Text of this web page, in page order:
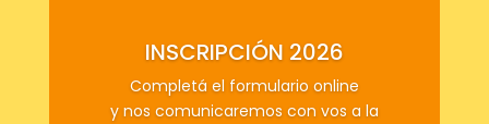
INSCRIPCIÓN 2026
Completá el formulario online
y nos comunicaremos con vos a la